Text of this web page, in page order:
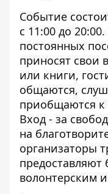
Событие
с 11:00 до
постоянных
приносят свои
или книги,
общаются,
приобщаются
Вход - за
на
организаторы
предоставляют
волонтерским